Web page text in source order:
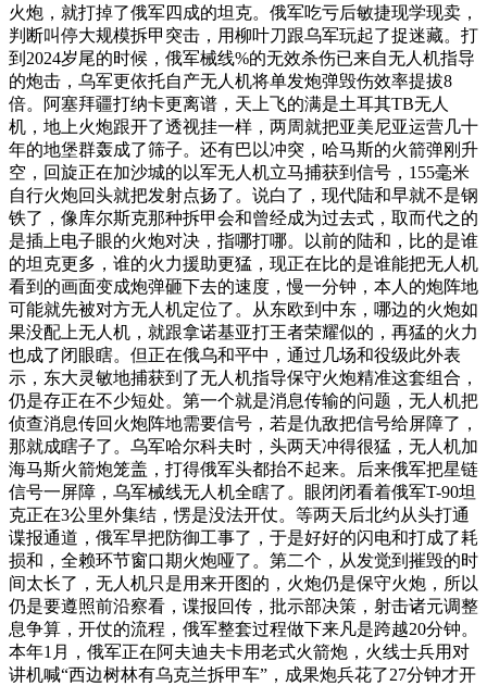
火炮，就打掉了俄军四成的坦克。俄军吃亏后敏捷现学现卖，
判断叫停大规模拆甲突击，用柳叶刀跟乌军玩起了捉迷藏。打
到2024岁尾的时候，俄军械线%的无效杀伤已来自无人机指导
的炮击，乌军更依托自产无人机将单发炮弹毁伤效率提拔8
倍。阿塞拜疆打纳卡更离谱，天上飞的满是土耳其TB无人
机，地上火炮跟开了透视挂一样，两周就把亚美尼亚运营几十
年的地堡群轰成了筛子。还有巴以冲突，哈马斯的火箭弹刚升
空，回旋正在加沙城的以军无人机立马捕获到信号，155毫米
自行火炮回头就把发射点扬了。说白了，现代陆和早就不是钢
铁了，像库尔斯克那种拆甲会和曾经成为过去式，取而代之的
是插上电子眼的火炮对决，指哪打哪。以前的陆和，比的是谁
的坦克更多，谁的火力援助更猛，现正在比的是谁能把无人机
看到的画面变成炮弹砸下去的速度，慢一分钟，本人的炮阵地
可能就先被对方无人机定位了。从东欧到中东，哪边的火炮如
果没配上无人机，就跟拿诺基亚打王者荣耀似的，再猛的火力
也成了闭眼瞎。但正在俄乌和平中，通过几场和役级此外表
示，东大灵敏地捕获到了无人机指导保守火炮精准这套组合，
仍是存正在不少短处。第一个就是消息传输的问题，无人机把
侦查消息传回火炮阵地需要信号，若是仇敌把信号给屏障了，
那就成瞎子了。乌军哈尔科夫时，头两天冲得很猛，无人机加
海马斯火箭炮笼盖，打得俄军头都抬不起来。后来俄军把星链
信号一屏障，乌军械线无人机全瞎了。眼闭闭看着俄军T-90坦
克正在3公里外集结，愣是没法开仗。等两天后北约从头打通
谍报通道，俄军早把防御工事了，于是好好的闪电和打成了耗
损和，全赖环节窗口期火炮哑了。第二个，从发觉到摧毁的时
间太长了，无人机只是用来开图的，火炮仍是保守火炮，所以
仍是要遵照前沿察看，谍报回传，批示部决策，射击诸元调整
息争算，开仗的流程，俄军整套过程做下来凡是跨越20分钟。
本年1月，俄军正在阿夫迪夫卡用老式火箭炮，火线士兵用对
讲机喊“西边树林有乌克兰拆甲车”，成果炮兵花了27分钟才开